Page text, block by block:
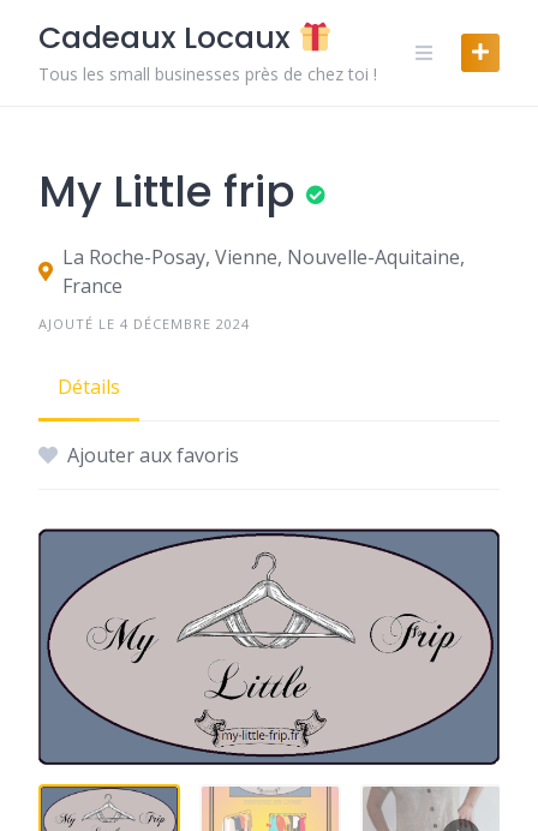
content
Cadeaux Locaux
Tous les small businesses près de chez toi !
My Little frip
La Roche-Posay, Vienne, Nouvelle-Aquitaine,
France
AJOUTÉ LE 4 DÉCEMBRE 2024
Détails
Ajouter aux favoris